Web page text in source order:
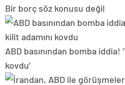
Bir borç söz konusu değil
ABD basınından bomba iddia!
kovdu’